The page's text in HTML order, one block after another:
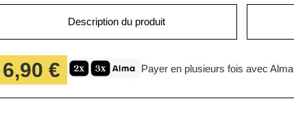
Description du produit
6,90 € Payer en plusieurs fois avec Alma